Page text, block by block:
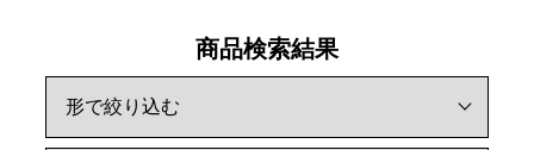
商品検索結果